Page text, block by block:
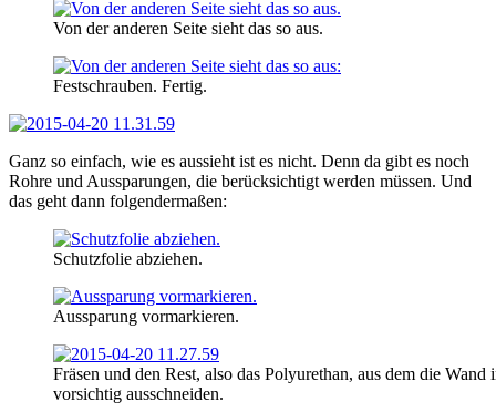
Von der anderen Seite sieht das so aus.
Festschrauben. Fertig.
Ganz so einfach, wie es aussieht ist es nicht. Denn da gibt es noch
Rohre und Aussparungen, die berücksichtigt werden müssen. Und
das geht dann folgendermaßen:
Schutzfolie abziehen.
Aussparung vormarkieren.
Fräsen und den Rest, also das Polyurethan, aus dem die
vorsichtig ausschneiden.